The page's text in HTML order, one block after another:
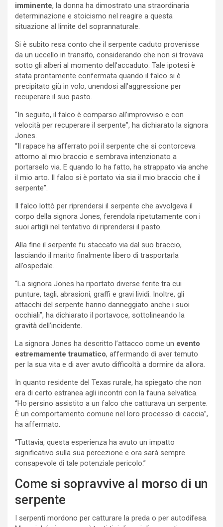
imminente, la donna ha dimostrato una straordinaria
determinazione e stoicismo nel reagire a questa
situazione al limite del soprannaturale.
Si è subito resa conto che il serpente caduto provenisse
da un uccello in transito, considerando che non si trovava
sotto gli alberi al momento dell’accaduto. Tale ipotesi è
stata prontamente confermata quando il falco si è
precipitato giù in volo, unendosi all’aggressione per
recuperare il suo pasto.
“In seguito, il falco è comparso all’improvviso e con
velocità per recuperare il serpente”, ha dichiarato la signora
Jones.
“Il rapace ha afferrato poi il serpente che si contorceva
attorno al mio braccio e sembrava intenzionato a
portarselo via. E quando lo ha fatto, ha strappato via anche
il mio arto. Il falco si è portato via sia il mio braccio che il
serpente”.
Il falco lottò per riprendersi il serpente che avvolgeva il
corpo della signora Jones, ferendola ripetutamente con i
suoi artigli nel tentativo di riprendersi il pasto.
Alla fine il serpente fu staccato via dal suo braccio,
lasciando il marito finalmente libero di trasportarla
all’ospedale.
“La signora Jones ha riportato diverse ferite tra cui
punture, tagli, abrasioni, graffi e gravi lividi. Inoltre, gli
attacchi del serpente hanno danneggiato anche i suoi
occhiali”, ha dichiarato il portavoce, sottolineando la
gravità dell’incidente.
La signora Jones ha descritto l’attacco come un evento
estremamente traumatico, affermando di aver temuto
per la sua vita e di aver avuto difficoltà a dormire da allora.
In quanto residente del Texas rurale, ha spiegato che non
era di certo estranea agli incontri con la fauna selvatica.
“Ho persino assistito a un falco che catturava un serpente.
È un comportamento comune nel loro processo di caccia”,
ha affermato.
“Tuttavia, questa esperienza ha avuto un impatto
significativo sulla sua percezione e ora sarà sempre
consapevole di tale potenziale pericolo.”
Come si sopravvive al morso di un
serpente
I serpenti mordono per catturare la preda o per autodifesa.